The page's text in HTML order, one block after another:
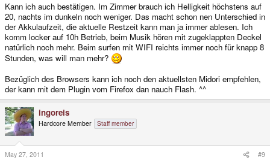
Kann ich auch bestätigen. Im Zimmer brauch ich Helligkeit höchstens auf
20, nachts im dunkeln noch weniger. Das macht schon nen Unterschied in
der Akkulaufzeit, die aktuelle Restzeit kann man ja immer ablesen. Ich
komm locker auf 10h Betrieb, beim Musik hören mit zugeklappten Deckel
natürlich noch mehr. Beim surfen mit WIFI reichts immer noch für knapp 8
Stunden, was will man mehr?
Bezüglich des Browsers kann ich noch den aktuellsten Midori empfehlen,
der kann mit dem Plugin vom Firefox dan nauch Flash. ^^
ingoreis
Hardcore Member Staff member
May 27, 2011 #9